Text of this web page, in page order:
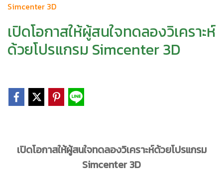
Simcenter 3D
เปิดโอกาสให้ผู้สนใจทดลองวิเคราะห์
ด้วยโปรแกรม Simcenter 3D
เปิดโอกาสให้ผู้สนใจทดลองวิเคราะห์ด้วยโปรแกรม
Simcenter 3D